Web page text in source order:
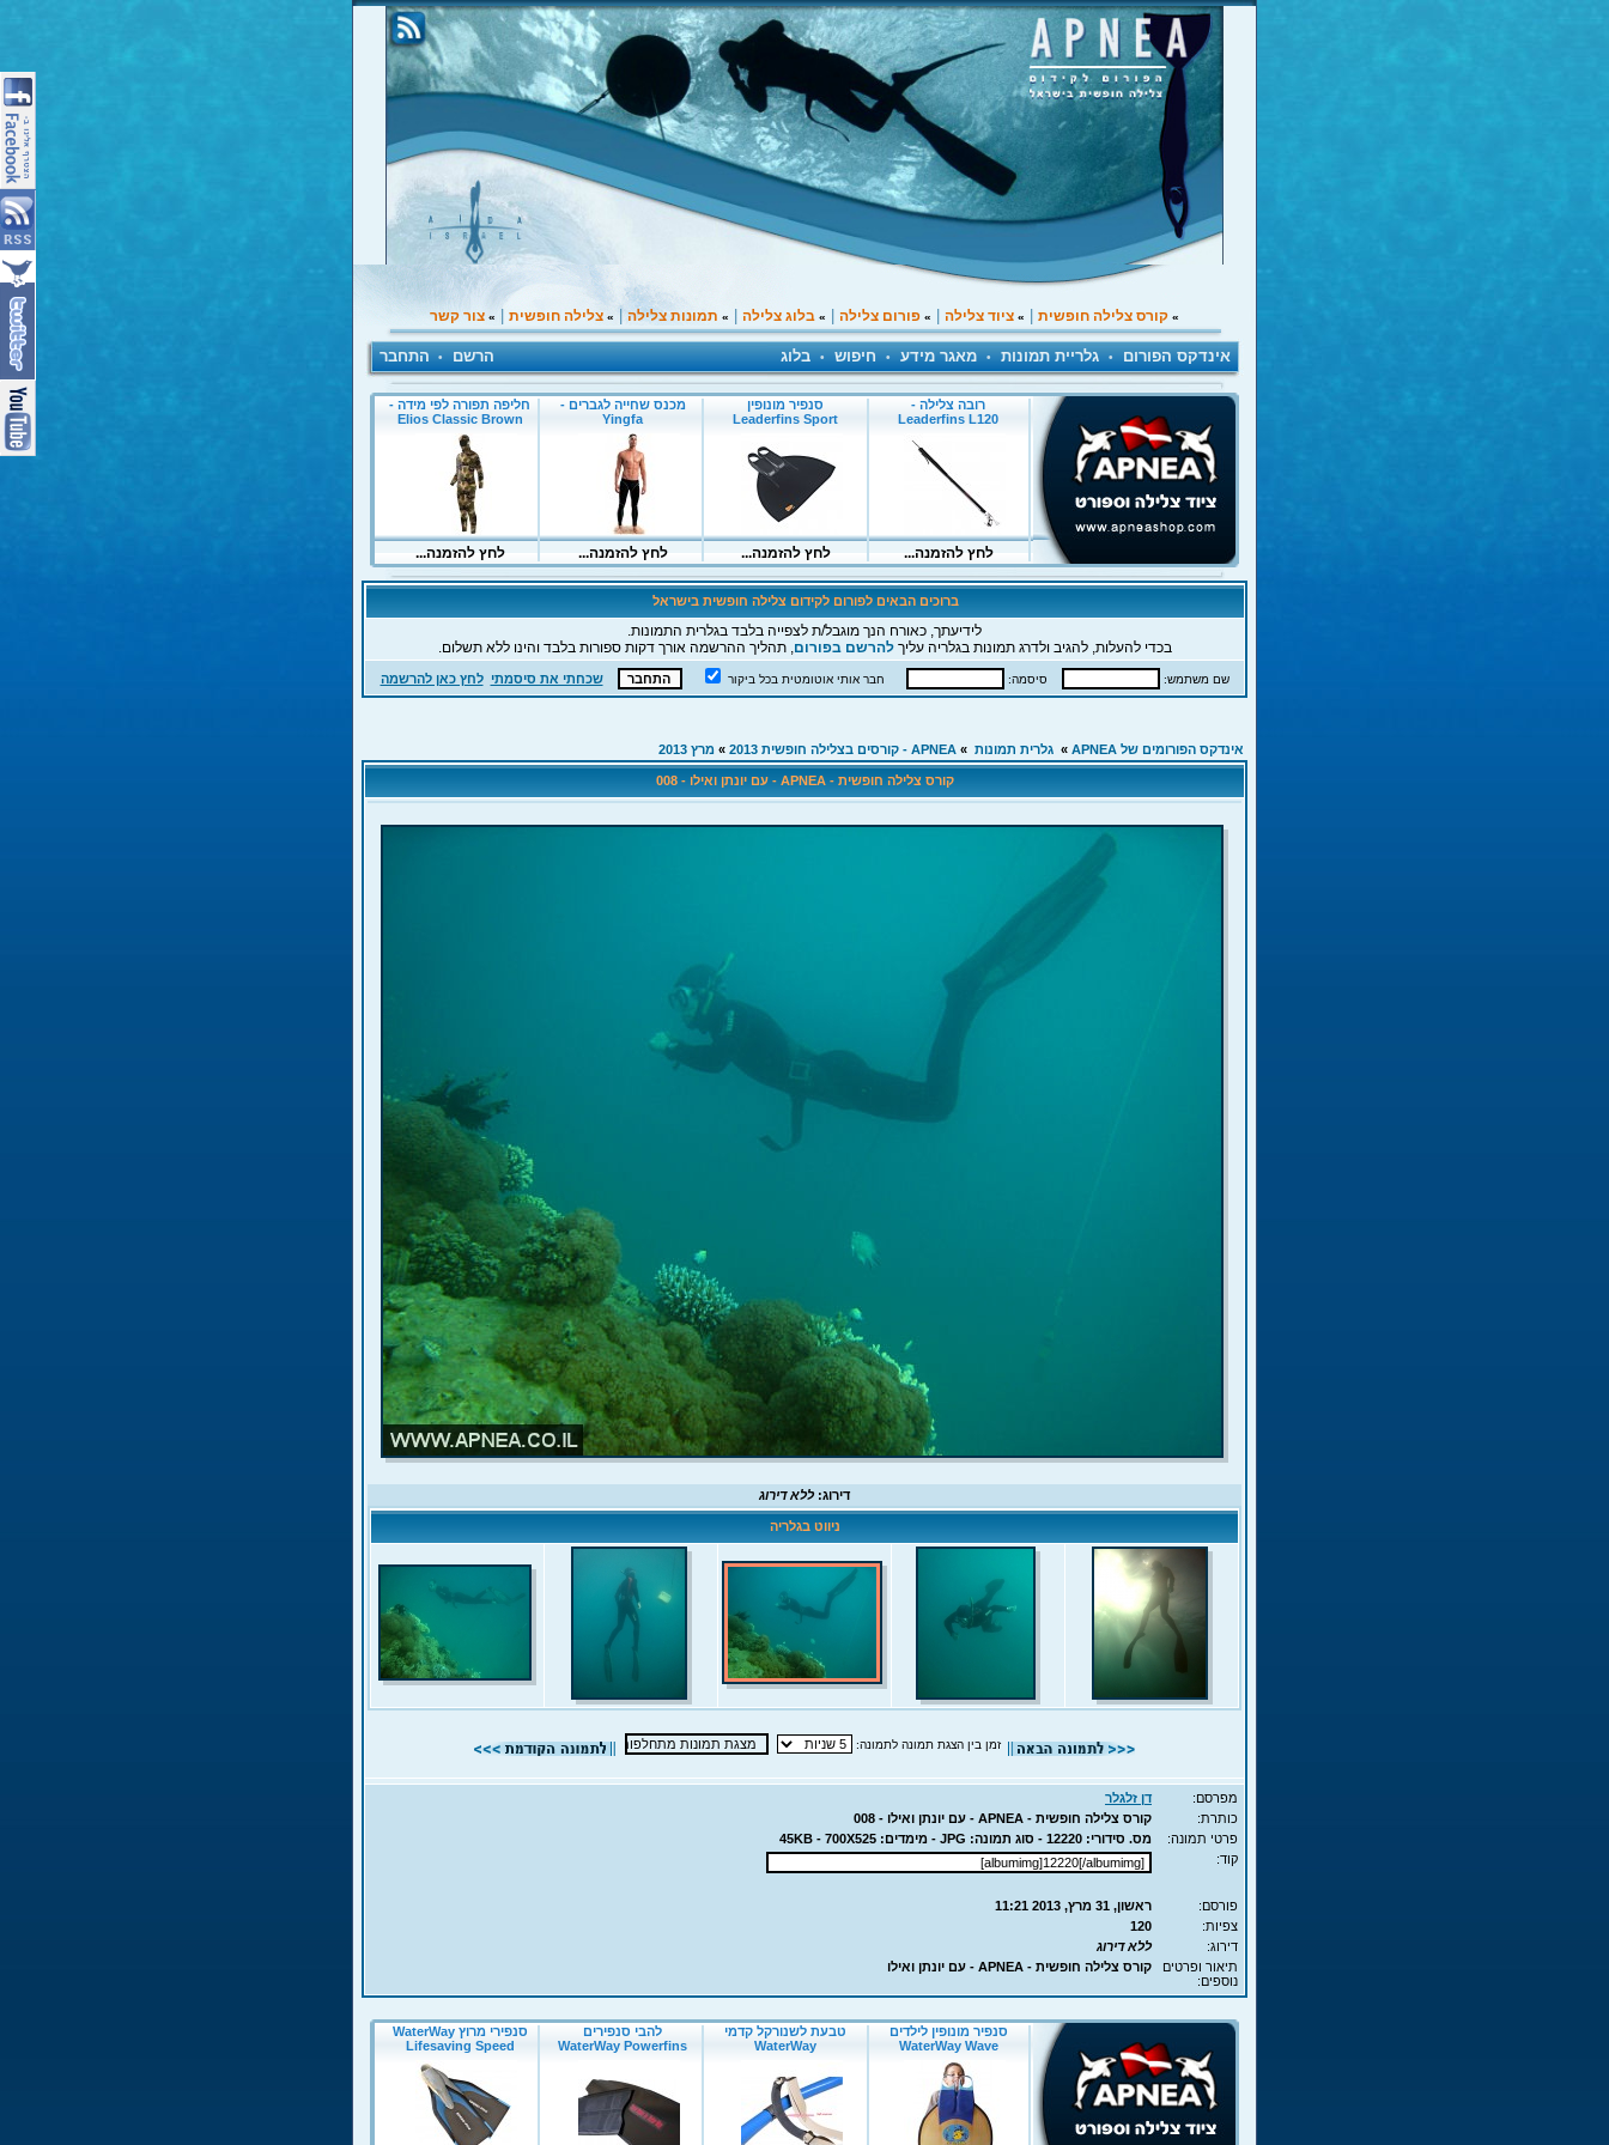
» קורס צלילה חופשית |
» ציוד צלילה |
» פורום צלילה |
» בלוג צלילה |
» תמונות צלילה |
» צלילה חופשית |
» צור קשר
אינדקס הפורום • גלריית תמונות • מאגר מידע • חיפוש • בלוג הרשם • התחבר
ברוכים הבאים לפורום לקידום צלילה חופשית בישראל
לידיעתך, כאורח הנך מוגבל/ת לצפייה בלבד בגלרית התמונות.
בכדי להעלות, להגיב ולדרג תמונות בגלריה עליךלהרשם בפורום, תהליך ההרשמה אורך דקות ספורות בלבד והינו ללא תשלום.
שם משתמש: סיסמה: חבר אותי אוטומטית בכל ביקור שכחתי את סיסמתי לחץ כאן להרשמה
אינדקס הפורומים של APNEA » גלרית תמונות » APNEA - קורסים בצלילה חופשית 2013 » מרץ 2013
קורס צלילה חופשית - APNEA - עם יונתן ואילו - 008
דירוג:ללא דירוג
ניווט בגלריה
זמן בין הצגת תמונה לתמונה:
מפרסם:
דן זלגלר
כותרת:
קורס צלילה חופשית - APNEA - עם יונתן ואילו - 008
פרטי תמונה:
מס. סידורי: 12220 - סוג תמונה: JPG - מימדים: 45KB - 700X525
קוד:
פורסם:
ראשון, 31 מרץ, 2013 11:21
צפיות:
120
דירוג:
ללא דירוג
תיאור ופרטים
נוספים:
קורס צלילה חופשית - APNEA - עם יונתן ואילו